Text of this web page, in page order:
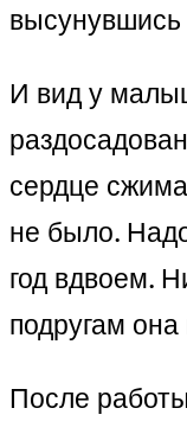
И вид у
сердце
не было.
год вдвоем.
подругам
После